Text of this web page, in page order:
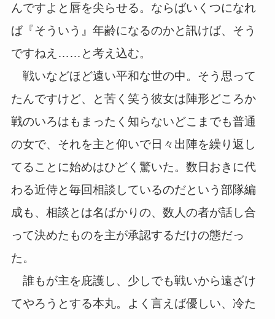
んですよと唇を尖らせる。ならばいくつになれ
ば『そういう』年齢になるのかと訊けば、そう
ですねえ……と考え込む。
戦いなどほど遠い平和な世の中。そう思って
たんですけど、と苦く笑う彼女は陣形どころか
戦のいろはもまったく知らないどこまでも普通
の女で、それを主と仰いで日々出陣を繰り返し
てることに始めはひどく驚いた。数日おきに代
わる近侍と毎回相談しているのだという部隊編
成も、相談とは名ばかりの、数人の者が話し合
って決めたものを主が承認するだけの態だっ
た。
誰もが主を庇護し、少しでも戦いから遠ざけ
てやろうとする本丸。よく言えば優しい、冷た